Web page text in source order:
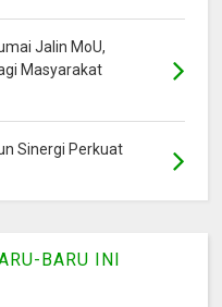
Jalin MoU,
Masyarakat
Sinergi Perkuat
BARU INI